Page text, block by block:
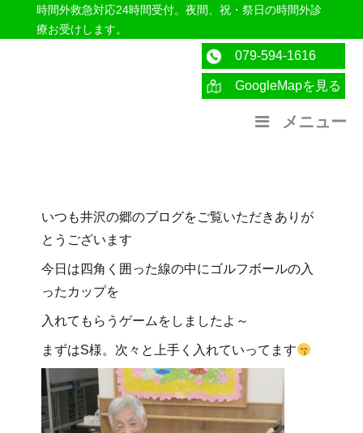
時間外救急対応24時間受付。夜間、祝・祭日の時間外診
療お受けします。
医療法人社団紀洋会 公式サイト
079-594-1616
GoogleMapを見る
メニュー
いつも井沢の郷のブログをご覧いただきありが
とうございます
今日は四角く囲った線の中にゴルフボールの入
ったカップを
入れてもらうゲームをしましたよ～
まずはS様。次々と上手く入れていってます